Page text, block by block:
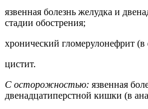
язвенная болезнь желудка и
стадии обострения;
хронический гломерулонефрит (в
цистит.
С осторожностью: язвенная
двенадцатиперстной кишки (в